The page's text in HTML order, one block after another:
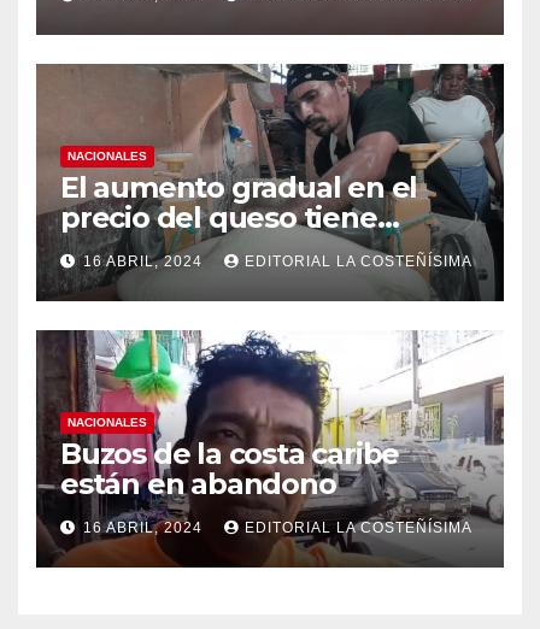
medidas ante el aumento de
casos de dengue
NACIONALES
El aumento gradual en el
precio del queso tiene
efectos a las Panaderias
16 ABRIL, 2024 EDITORIAL LA COSTEÑÍSIMA
NACIONALES
Buzos de la costa caribe
están en abandono
16 ABRIL, 2024 EDITORIAL LA COSTEÑÍSIMA